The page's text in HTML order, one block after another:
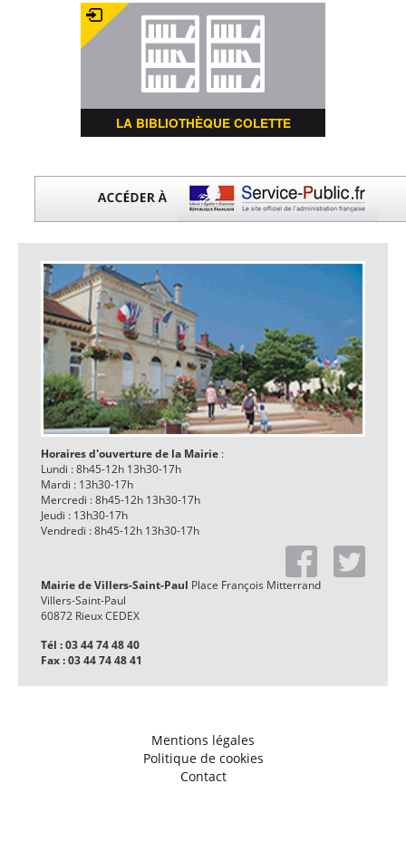
LA BIBLIOTHÈQUE COLETTE
Horaires d'ouverture de la Mairie :
Lundi : 8h45-12h 13h30-17h
Mardi : 13h30-17h
Mercredi : 8h45-12h 13h30-17h
Jeudi : 13h30-17h
Vendredi : 8h45-12h 13h30-17h
Mairie de Villers-Saint-Paul Place François Mitterrand
Villers-Saint-Paul
60872 Rieux CEDEX
Tél : 03 44 74 48 40
Fax : 03 44 74 48 41
Mentions légales
Politique de cookies
Contact